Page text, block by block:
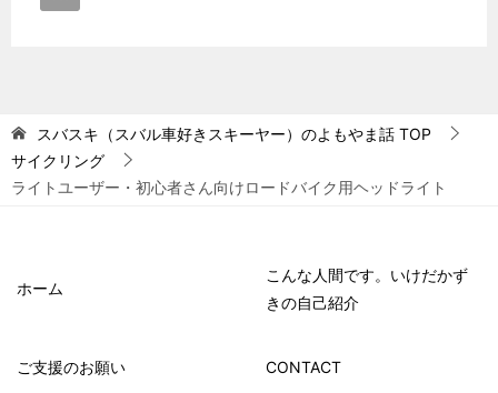
スバスキ（スバル車好きスキーヤー）のよもやま話 TOP
サイクリング
ライトユーザー・初心者さん向けロードバイク用ヘッドライト
ホーム
こんな人間です。いけだかず
きの自己紹介
ご支援のお願い CONTACT